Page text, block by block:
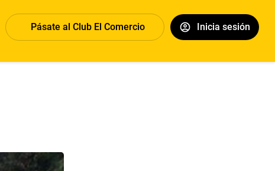
Pásate al Club El Comercio Inicia sesión